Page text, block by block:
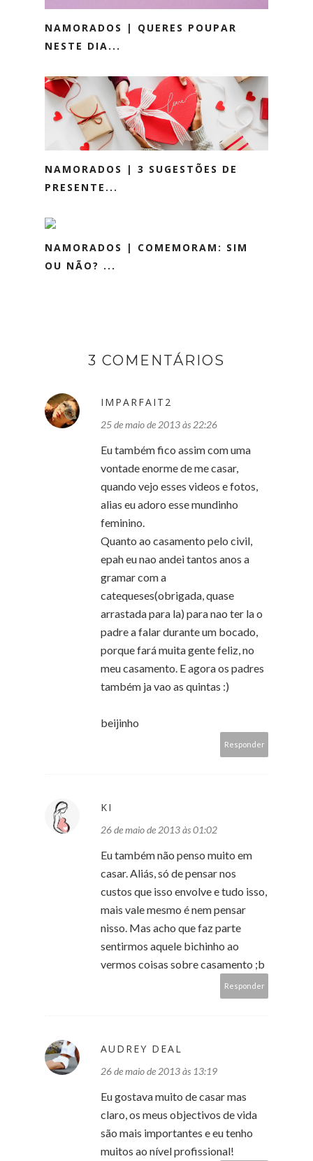
NAMORADOS | QUERES POUPAR
NESTE DIA...
NAMORADOS | 3 SUGESTÕES DE
PRESENTE...
NAMORADOS | COMEMORAM: SIM
OU NÃO? ...
3 COMENTÁRIOS
IMPARFAIT2
25 de maio de 2013 às 22:26
Eu também fico assim com uma
vontade enorme de me casar,
quando vejo esses videos e fotos,
alias eu adoro esse mundinho
feminino.
Quanto ao casamento pelo civil,
epah eu nao andei tantos anos a
gramar com a
catequeses(obrigada, quase
arrastada para la) para nao ter la o
padre a falar durante um bocado,
porque fará muita gente feliz, no
meu casamento. E agora os padres
também ja vao as quintas :)
beijinho
Responder
KI
26 de maio de 2013 às 01:02
Eu também não penso muito em
casar. Aliás, só de pensar nos
custos que isso envolve e tudo isso,
mais vale mesmo é nem pensar
nisso. Mas acho que faz parte
sentirmos aquele bichinho ao
vermos coisas sobre casamento ;b
Responder
AUDREY DEAL
26 de maio de 2013 às 13:19
Eu gostava muito de casar mas
claro, os meus objectivos de vida
são mais importantes e eu tenho
muitos ao nível profissional!